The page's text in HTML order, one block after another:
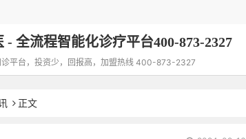
- 全流程智能化诊疗平台400-873-2327
诊平台，投资少，回报高，加盟热线 400-873-2327
正文